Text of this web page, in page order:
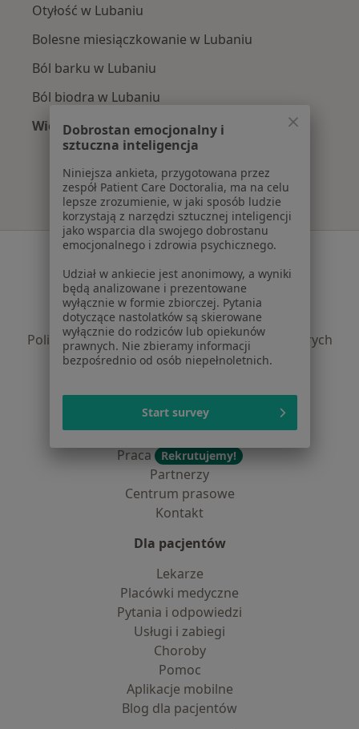
Otyłość w Lubaniu
Bolesne miesiączkowanie w Lubaniu
Ból barku w Lubaniu
Ból biodra w Lubaniu
Więcej (13)
Więcej w kategorii: Najczęście leczone
Serwis
Regulamin
Polityka prywatności pacjentów
Polityka prywatności profesjonalistów
Polityka prywatności dla profesjonalistów, których
dane pozyskaliśmy samodzielnie
Jak działają wyniki wyszukiwania
Dostępność
O nas
Praca
Rekrutujemy!
Partnerzy
Centrum prasowe
Kontakt
Dla pacjentów
Lekarze
Placówki medyczne
Pytania i odpowiedzi
Usługi i zabiegi
Choroby
Pomoc
Aplikacje mobilne
Blog dla pacjentów
Dobrostan emocjonalny i
sztuczna inteligencja
Niniejsza ankieta, przygotowana przez
zespół Patient Care Doctoralia, ma na celu
lepsze zrozumienie, w jaki sposób ludzie
korzystają z narzędzi sztucznej inteligencji
jako wsparcia dla swojego dobrostanu
emocjonalnego i zdrowia psychicznego.
Udział w ankiecie jest anonimowy, a wyniki
będą analizowane i prezentowane
wyłącznie w formie zbiorczej. Pytania
dotyczące nastolatków są skierowane
wyłącznie do rodziców lub opiekunów
prawnych. Nie zbieramy informacji
bezpośrednio od osób niepełnoletnich.
Start survey